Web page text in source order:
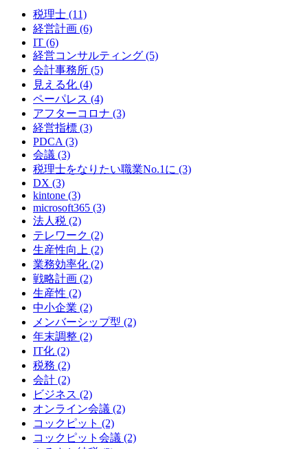
税理士 (11)
経営計画 (6)
IT (6)
経営コンサルティング (5)
会計事務所 (5)
見える化 (4)
ペーパレス (4)
アフターコロナ (3)
経営指標 (3)
PDCA (3)
会議 (3)
税理士をなりたい職業No.1に (3)
DX (3)
kintone (3)
microsoft365 (3)
法人税 (2)
テレワーク (2)
生産性向上 (2)
業務効率化 (2)
戦略計画 (2)
生産性 (2)
中小企業 (2)
メンバーシップ型 (2)
年末調整 (2)
IT化 (2)
税務 (2)
会計 (2)
ビジネス (2)
オンライン会議 (2)
コックピット (2)
コックピット会議 (2)